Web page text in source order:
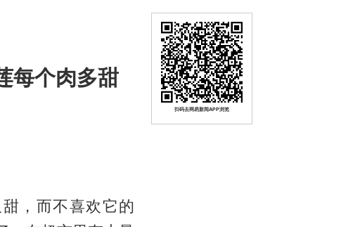
每个肉多甜
，而不喜欢它的
扫码去网易新闻APP浏览